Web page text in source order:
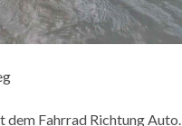
dem Fahrrad Richtung Auto.